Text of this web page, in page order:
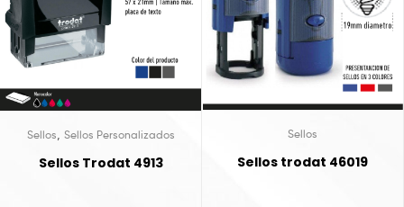
Sellos Sellos Personalizados
Sellos Trodat 4913
Sellos
Sellos trodat 46019